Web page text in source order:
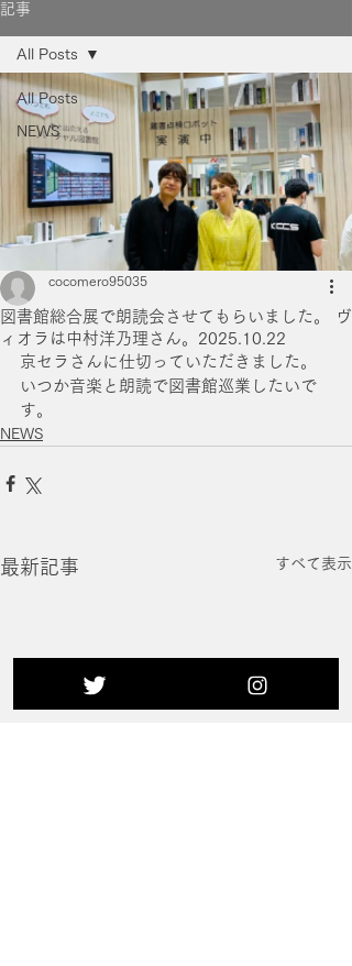
記事
All Posts
NEWS
All Posts
図書館総合展で朗読会させてもらいました。 ヴ
ィオラは中村洋乃理さん。2025.10.22
cocomero95035
京セラさんに仕切っていただきました。
いつか音楽と朗読で図書館巡業したいで
す。
NEWS
最新記事 すべて表示